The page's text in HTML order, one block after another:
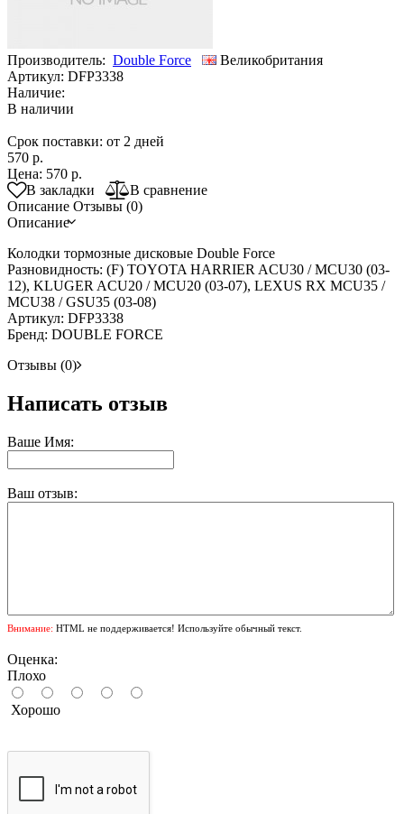
Производитель: Double Force
Великобритания
Артикул: DFP3338
Наличие:
В наличии
Срок поставки: от 2 дней
570 р.
Цена: 570 р.
В закладки
В сравнение
Описание Отзывы (0)
Описание
Колодки тормозные дисковые Double Force
Разновидность: (F) TOYOTA HARRIER ACU30 / MCU30 (03-
12), KLUGER ACU20 / MCU20 (03-07), LEXUS RX MCU35 /
MCU38 / GSU35 (03-08)
Артикул: DFP3338
Бренд: DOUBLE FORCE
Отзывы (0)
Написать отзыв
Ваше Имя:
Ваш отзыв:
Внимание: HTML не поддерживается! Используйте обычный текст.
Оценка:
Плохо
Хорошо